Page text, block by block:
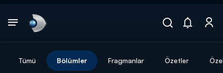
Tümü Bölümler Fragmanlar Özetler